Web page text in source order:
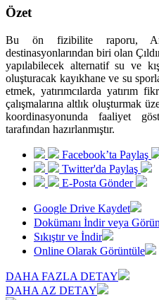
Özet
Bu ön fizibilite raporu,
destinasyonlarından biri olan
yapılabilecek alternatif su ve
oluşturacak kayıkhane ve su
etmek, yatırımcılarda yatırım
çalışmalarına altlık oluşturmak
koordinasyonunda faaliyet
tarafından hazırlanmıştır.
Facebook’ta Paylaş
Twitter'da Paylaş
E-Posta Gönder
Google Drive Kaydet
Dokümanı İndir veya
Sıkıştır ve İndir
Online Olarak Görüntüle
DAHA FAZLA DETAY
DAHA AZ DETAY